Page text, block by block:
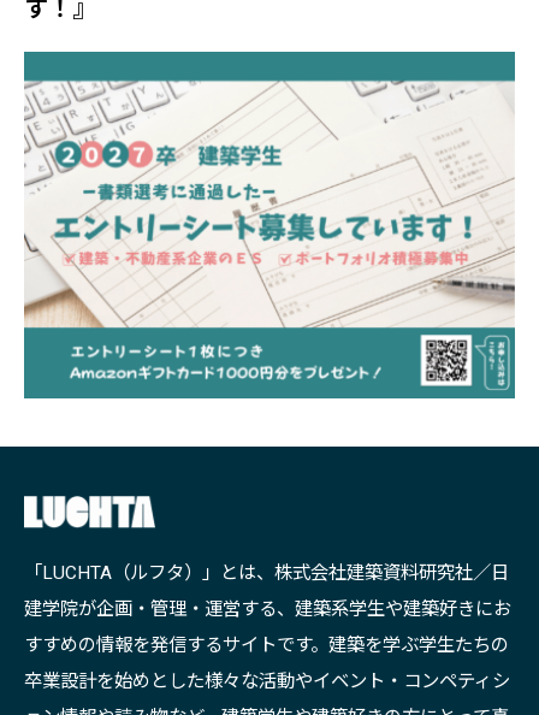
す！』
「LUCHTA（ルフタ）」とは、株式会社建築資料研究社／日
建学院が企画・管理・運営する、建築系学生や建築好きにお
すすめの情報を発信するサイトです。建築を学ぶ学生たちの
卒業設計を始めとした様々な活動やイベント・コンペティシ